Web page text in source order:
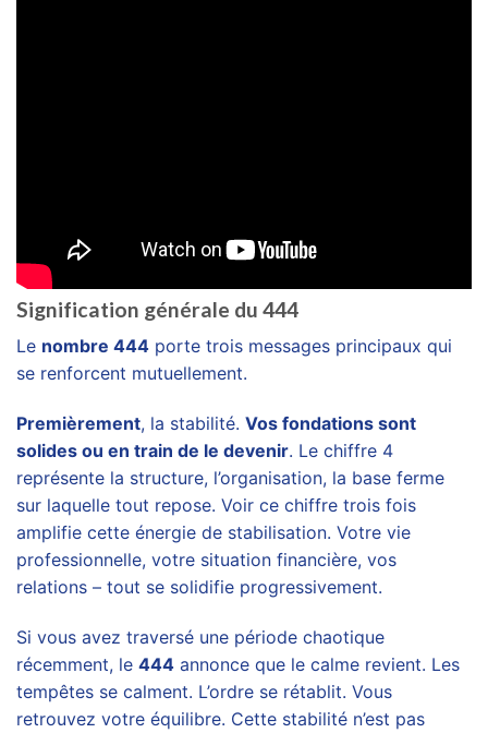
Signification générale du 444
Le nombre 444 porte trois messages principaux qui
se renforcent mutuellement.
Premièrement, la stabilité. Vos fondations sont
solides ou en train de le devenir. Le chiffre 4
représente la structure, l’organisation, la base ferme
sur laquelle tout repose. Voir ce chiffre trois fois
amplifie cette énergie de stabilisation. Votre vie
professionnelle, votre situation financière, vos
relations – tout se solidifie progressivement.
Si vous avez traversé une période chaotique
récemment, le 444 annonce que le calme revient. Les
tempêtes se calment. L’ordre se rétablit. Vous
retrouvez votre équilibre. Cette stabilité n’est pas